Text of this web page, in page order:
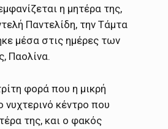
η μητέρα της,
Παντελίδη, την Τάμτα
μέσα στις ημέρες των
Παολίνα.
φορά που η μικρή
νυχτερινό κέντρο που
της, και ο φακός